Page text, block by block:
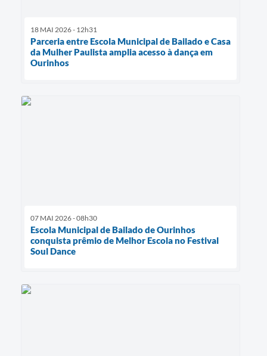
18 MAI 2026 - 12h31
Parceria entre Escola Municipal de Bailado e Casa
da Mulher Paulista amplia acesso à dança em
Ourinhos
07 MAI 2026 - 08h30
Escola Municipal de Bailado de Ourinhos
conquista prêmio de Melhor Escola no Festival
Soul Dance